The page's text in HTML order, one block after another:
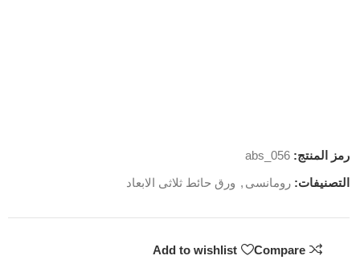
رمز المنتج:abs_056
التصنيفات: رومانسى , ورق حائط ثلاثى الابعاد
Compare
Add to wishlist